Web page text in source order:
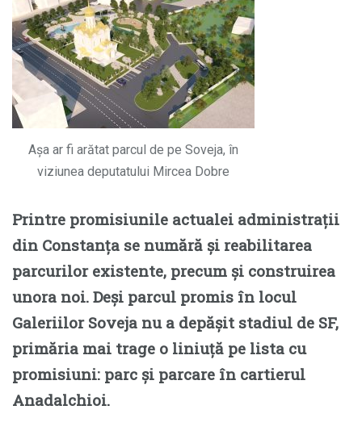
Așa ar fi arătat parcul de pe Soveja, în
viziunea deputatului Mircea Dobre
Printre promisiunile actualei administrații
din Constanța se numără și reabilitarea
parcurilor existente, precum și construirea
unora noi. Deși parcul promis în locul
Galeriilor Soveja nu a depășit stadiul de SF,
primăria mai trage o liniuță pe lista cu
promisiuni: parc și parcare în cartierul
Anadalchioi.